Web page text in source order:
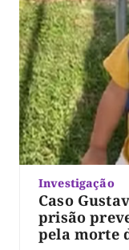
Investigação
Caso
prisão
pela morte